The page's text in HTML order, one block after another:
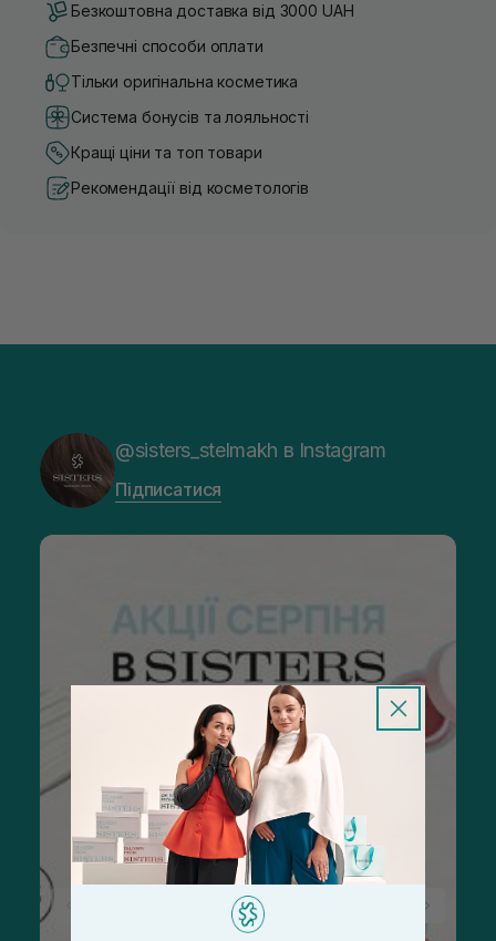
Безкоштовна доставка від 3000 UAH
Безпечні способи оплати
Тільки оригінальна косметика
Система бонусів та лояльності
Кращі ціни та топ товари
Рекомендації від косметологів
@sisters_stelmakh в Instagram
Підписатися